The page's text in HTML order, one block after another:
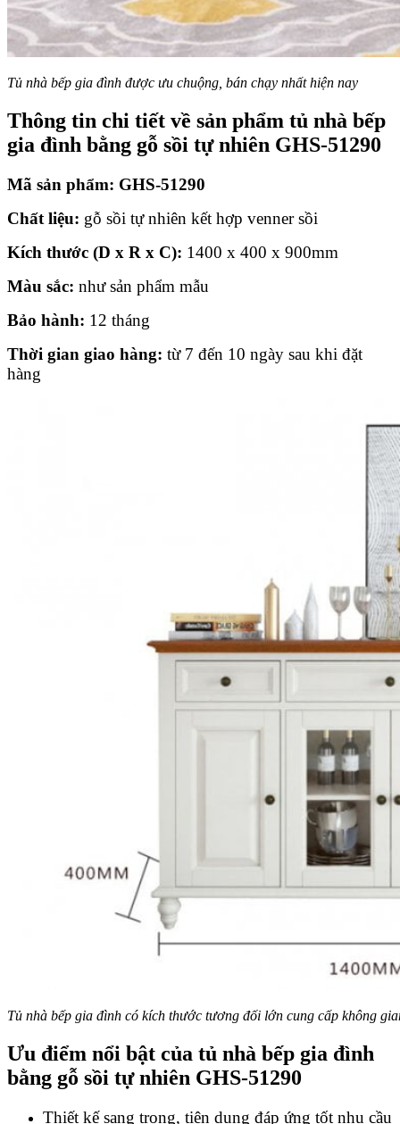
Tủ nhà bếp gia đình được ưu chuộng, bán chạy nhất hiện nay
Thông tin chi tiết về sản phẩm tủ nhà bếp
gia đình bằng gỗ sồi tự nhiên GHS-51290
Mã sản phẩm: GHS-51290
Chất liệu: gỗ sồi tự nhiên kết hợp venner sồi
Kích thước (D x R x C): 1400 x 400 x 900mm
Màu sắc: như sản phẩm mẫu
Bảo hành: 12 tháng
Thời gian giao hàng: từ 7 đến 10 ngày sau khi đặt
hàng
Tủ nhà bếp gia đình có kích thước tương đối lớn cung cấp không
Ưu điểm nổi bật của tủ nhà bếp gia đình
bằng gỗ sồi tự nhiên GHS-51290
Thiết kế sang trọng, tiện dụng đáp ứng tốt nhu cầu